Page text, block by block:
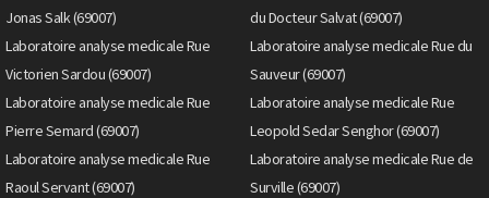
Jonas Salk (69007)
du Docteur Salvat (69007)
Laboratoire analyse medicale Rue
Victorien Sardou (69007)
Laboratoire analyse medicale Rue du
Sauveur (69007)
Laboratoire analyse medicale Rue
Pierre Semard (69007)
Laboratoire analyse medicale Rue
Leopold Sedar Senghor (69007)
Laboratoire analyse medicale Rue
Raoul Servant (69007)
Laboratoire analyse medicale Rue de
Surville (69007)